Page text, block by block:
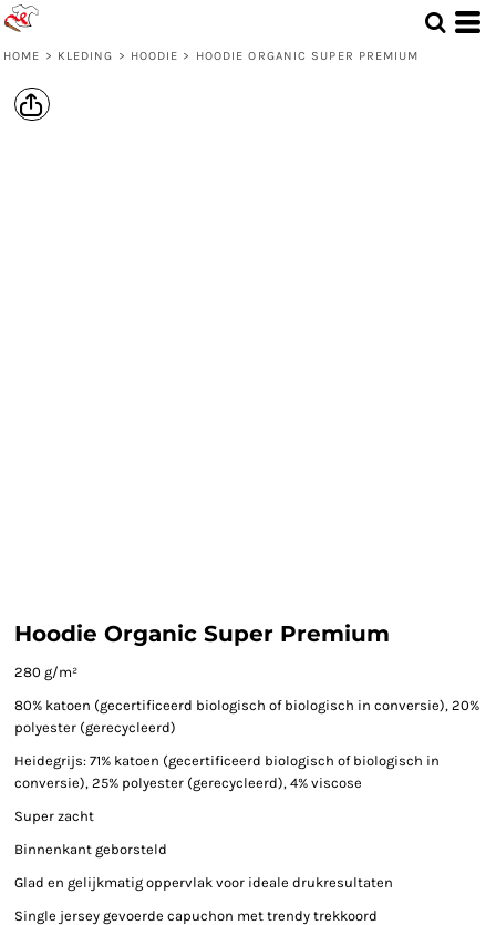
HOME > KLEDING > HOODIE > HOODIE ORGANIC SUPER PREMIUM
Hoodie Organic Super Premium
280 g/m²
80% katoen (gecertificeerd biologisch of biologisch in conversie), 20%
polyester (gerecycleerd)
Heidegrijs: 71% katoen (gecertificeerd biologisch of biologisch in
conversie), 25% polyester (gerecycleerd), 4% viscose
Super zacht
Binnenkant geborsteld
Glad en gelijkmatig oppervlak voor ideale drukresultaten
Single jersey gevoerde capuchon met trendy trekkoord